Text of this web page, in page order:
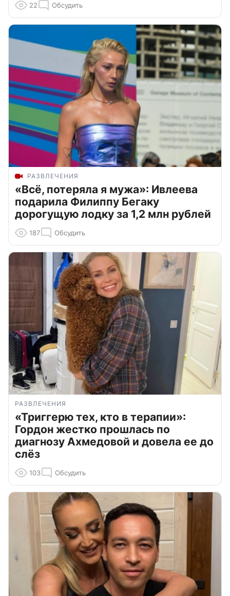
22 Обсудить
РАЗВЛЕЧЕНИЯ
«Всё, потеряла я мужа»: Ивлеева
подарила Филиппу Бегаку
дорогущую лодку за 1,2 млн рублей
187 Обсудить
РАЗВЛЕЧЕНИЯ
«Триггерю тех, кто в терапии»:
Гордон жестко прошлась по
диагнозу Ахмедовой и довела ее до
слёз
103 Обсудить